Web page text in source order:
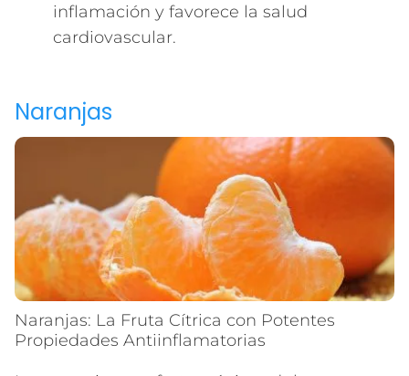
inflamación y favorece la salud
cardiovascular.
Naranjas
Naranjas: La Fruta Cítrica con Potentes
Propiedades Antiinflamatorias